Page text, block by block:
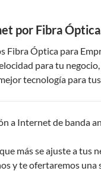
por Fibra
Fibra Óptica para
para tu
tecnología para
a Internet de banda
más se ajuste a tus
y te ofertaremos una